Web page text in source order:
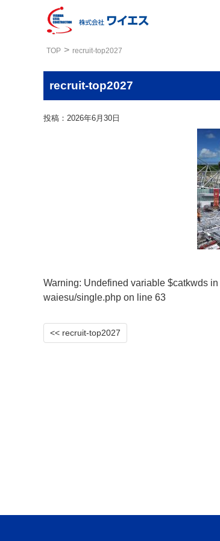
TOP recruit-top2027
recruit-top2027
投稿：2026年6月30日
Warning: Undefined variable $catkwds in
waiesu/single.php on line 63
<< recruit-top2027